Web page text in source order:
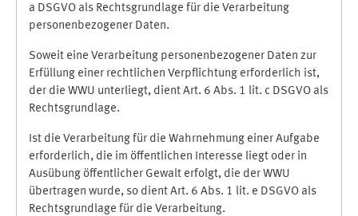
a DSGVO als Rechtsgrundlage für die Verarbeitung
personenbezogener Daten.
Soweit eine Verarbeitung personenbezogener Daten zur
Erfüllung einer rechtlichen Verpflichtung erforderlich ist,
der die WWU unterliegt, dient Art. 6 Abs. 1 lit. c DSGVO als
Rechtsgrundlage.
Ist die Verarbeitung für die Wahrnehmung einer Aufgabe
erforderlich, die im öffentlichen Interesse liegt oder in
Ausübung öffentlicher Gewalt erfolgt, die der WWU
übertragen wurde, so dient Art. 6 Abs. 1 lit. e DSGVO als
Rechtsgrundlage für die Verarbeitung.